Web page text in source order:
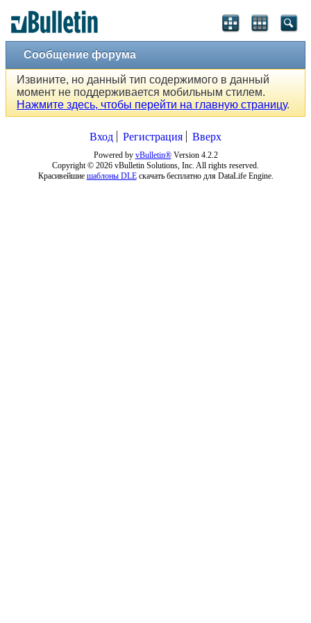
Сообщение форума
Извините, но данный тип содержимого в данный
момент не поддерживается мобильным стилем.
Нажмите здесь, чтобы перейти на главную страницу.
Вход Регистрация Вверх
Powered by vBulletin®Version 4.2.2
Copyright © 2026 vBulletin Solutions, Inc. All rights reserved.
Красивейшие шаблоны DLEскачать бесплатно для DataLife Engine.